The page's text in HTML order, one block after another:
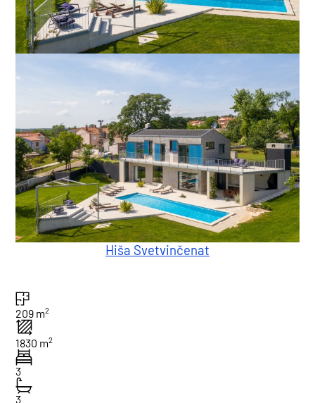
Hiša Svetvinčenat
209 m2
1830 m2
3
3